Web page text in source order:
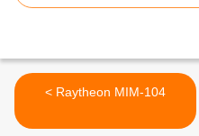
< Raytheon MIM-104